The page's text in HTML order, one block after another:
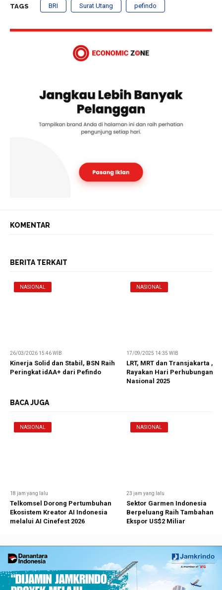
TAGS BRI Surat Utang pefindo
KOMENTAR
BERITA TERKAIT
NASIONAL
26/03/2026 15:46 WIB
Kinerja Solid dan Stabil, BSN Raih
Peringkat idAA+ dari Pefindo
NASIONAL
17/09/2025 14:35 WIB
LRT, MRT dan Transjakarta ,
Rayakan Hari Perhubungan
Nasional 2025
BACA JUGA
NASIONAL
18 jam yang lalu
Telkomsel Dorong Pertumbuhan
Ekosistem Kreator AI Indonesia
melalui AI Cinefest 2026
NASIONAL
23 jam yang lalu
Sektor Garmen Indonesia
Berpeluang Raih Tambahan
Ekspor US$2 Miliar